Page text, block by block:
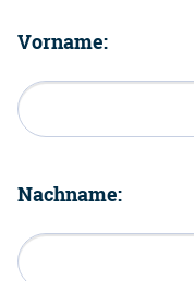
Vorname:
Nachname: